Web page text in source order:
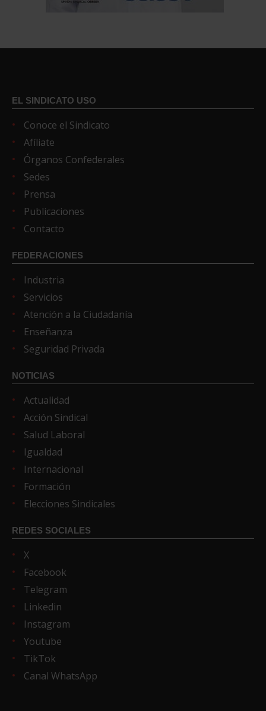
EL SINDICATO USO
Conoce el Sindicato
Afíliate
Órganos Confederales
Sedes
Prensa
Publicaciones
Contacto
FEDERACIONES
Industria
Servicios
Atención a la Ciudadanía
Enseñanza
Seguridad Privada
NOTICIAS
Actualidad
Acción Sindical
Salud Laboral
Igualdad
Internacional
Formación
Elecciones Sindicales
REDES SOCIALES
X
Facebook
Telegram
Linkedin
Instagram
Youtube
TikTok
Canal WhatsApp